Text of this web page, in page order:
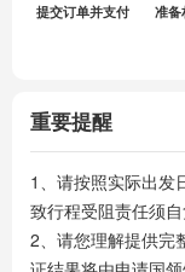
提交订单并支付 准备
重要提醒
1、请按照实际出发
致行程受阻责任须自
2、请您理解提供完